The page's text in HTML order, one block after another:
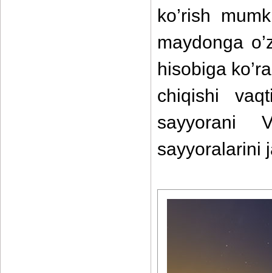
ko’rish
maydonga
hisobiga
chiqishi
sayyorani
sayyoralarini